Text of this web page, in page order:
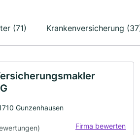
(71) Krankenversicherung
Gunzenhausen
Firma bewerten